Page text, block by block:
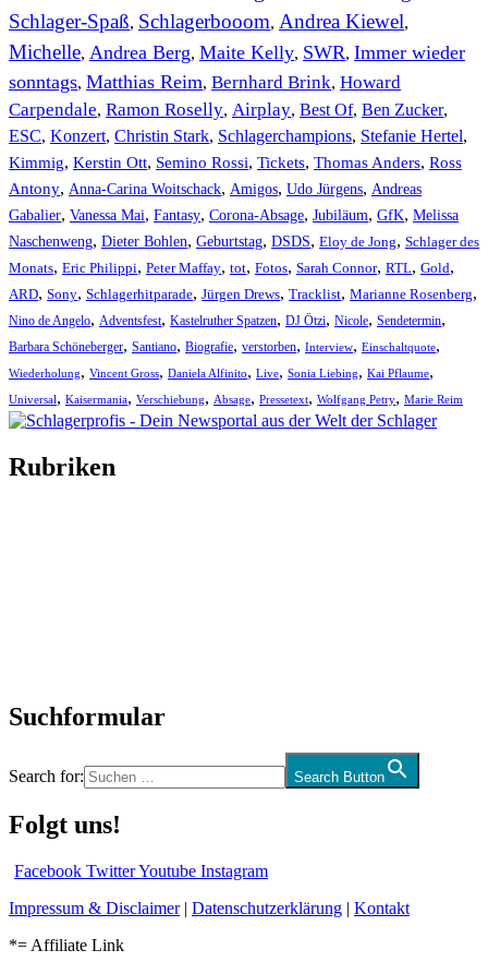
Schlager-Spaß, Schlagerbooom, Andrea Kiewel,
Michelle, Andrea Berg, Maite Kelly, SWR, Immer wieder
sonntags, Matthias Reim, Bernhard Brink, Howard
Carpendale, Ramon Roselly, Airplay, Best Of, Ben Zucker,
ESC, Konzert, Christin Stark, Schlagerchampions, Stefanie Hertel,
Kimmig, Kerstin Ott, Semino Rossi, Tickets, Thomas Anders, Ross
Antony, Anna-Carina Woitschack, Amigos, Udo Jürgens, Andreas
Gabalier, Vanessa Mai, Fantasy, Corona-Absage, Jubiläum, GfK, Melissa
Naschenweng, Dieter Bohlen, Geburtstag, DSDS, Eloy de Jong, Schlager des
Monats, Eric Philippi, Peter Maffay, tot, Fotos, Sarah Connor, RTL, Gold,
ARD, Sony, Schlagerhitparade, Jürgen Drews, Tracklist, Marianne Rosenberg,
Nino de Angelo, Adventsfest, Kastelruther Spatzen, DJ Ötzi, Nicole, Sendetermin,
Barbara Schöneberger, Santiano, Biografie, verstorben, Interview, Einschaltquote,
Wiederholung, Vincent Gross, Daniela Alfinito, Live, Sonia Liebing, Kai Pflaume,
Universal, Kaisermania, Verschiebung, Absage, Pressetext, Wolfgang Petry, Marie Reim
Rubriken
Suchformular
Search for: Search Button
Folgt uns!
Facebook TwitterYoutube Instagram
Impressum & Disclaimer| Datenschutzerklärung | Kontakt
*= Affiliate Link